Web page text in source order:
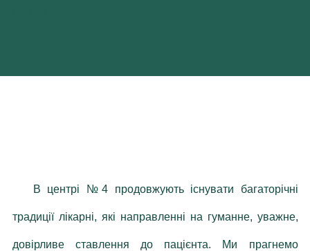
В центрі №4 продовжують існувати багаторічні
традиції лікарні, які направленні на гуманне, уважне,
довірливе ставлення до пацієнта. Ми прагнемо